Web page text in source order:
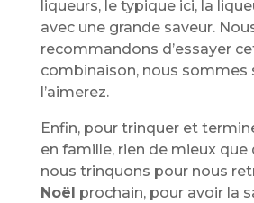
liqueurs, le typique ici, la
avec une grande saveur.
recommandons d’essayer
combinaison, nous sommes
l’aimerez.
Enfin, pour trinquer et
en famille, rien de mieux que
nous trinquons pour nous
Noël prochain, pour avoir la